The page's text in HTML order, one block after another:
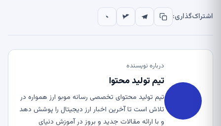
اشتراک‌گذاری:
درباره نویسنده
تیم تولید محتوا
تیم تولید محتوای تخصصی رسانه موبو ارز همواره در
تلاش است تا آخرین اخبار ارز دیجیتال را پوشش دهد
و با ارائه مقالات جدید و بروز در آموزش دنیای